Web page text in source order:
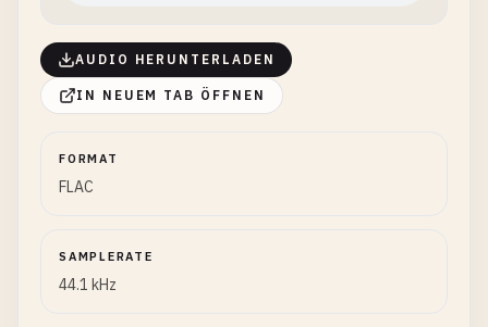
AUDIO HERUNTERLADEN
IN NEUEM TAB ÖFFNEN
FORMAT
FLAC
SAMPLERATE
44.1 kHz